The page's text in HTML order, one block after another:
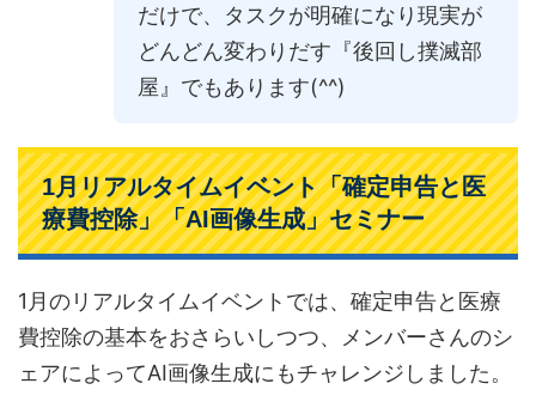
だけで、タスクが明確になり現実が
どんどん変わりだす『後回し撲滅部
屋』でもあります(^^)
1月リアルタイムイベント「確定申告と医
療費控除」「AI画像生成」セミナー
1月のリアルタイムイベントでは、確定申告と医療
費控除の基本をおさらいしつつ、メンバーさんのシ
ェアによってAI画像生成にもチャレンジしました。